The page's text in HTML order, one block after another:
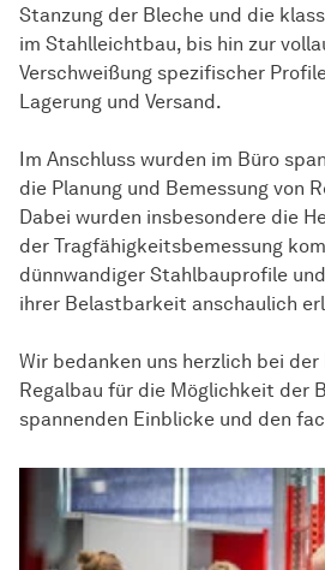
Stanzung der Bleche und die
im Stahlleichtbau, bis hin zur
Verschweißung spezifischer
Lagerung und Versand.
Im Anschluss wurden im Büro
die Planung und Bemessung von
Dabei wurden insbesondere die
der Tragfähigkeitsbemessung
dünnwandiger Stahlbauprofile
ihrer Belastbarkeit anschaulich
Wir bedanken uns herzlich bei der
Regalbau für die Möglichkeit der
spannenden Einblicke und den